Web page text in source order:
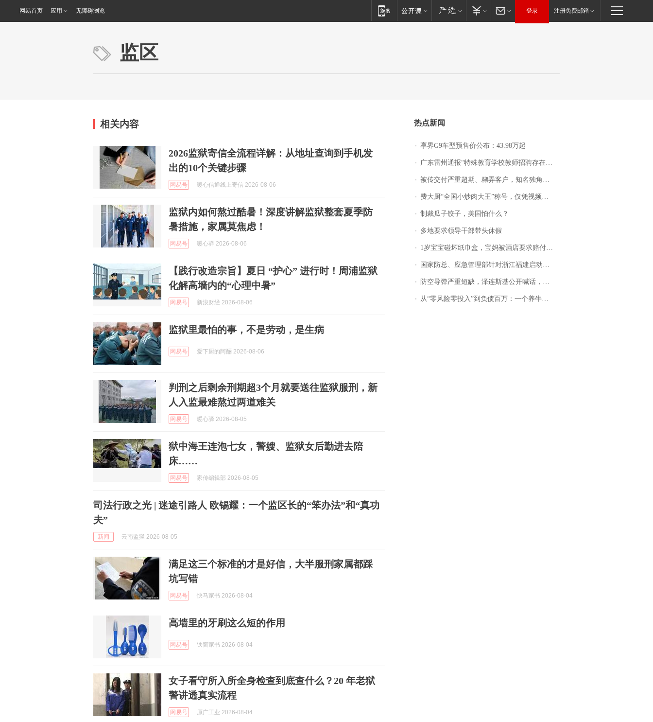
网易首页 应用 无障碍浏览 登录 注册免费邮箱
监区
相关内容
2026监狱寄信全流程详解：从地址查询到手机发
出的10个关键步骤
网易号 暖心信通线上寄信 2026-08-06
监狱内如何熬过酷暑！深度讲解监狱整套夏季防
暑措施，家属莫焦虑！
网易号 暖心驿 2026-08-06
【践行改造宗旨】夏日 “护心” 进行时！周浦监狱
化解高墙内的“心理中暑”
网易号 新浪财经 2026-08-06
监狱里最怕的事，不是劳动，是生病
网易号 爱下厨的阿酾 2026-08-06
判刑之后剩余刑期超3个月就要送往监狱服刑，新
人入监最难熬过两道难关
网易号 暖心驿 2026-08-05
狱中海王连泡七女，警嫂、监狱女后勤进去陪
床……
网易号 家传编辑部 2026-08-05
司法行政之光 | 迷途引路人 欧锡耀：一个监区长的“笨办法”和“真功
夫”
新闻 云南监狱 2026-08-05
满足这三个标准的才是好信，大半服刑家属都踩
坑写错
网易号 快马家书 2026-08-04
高墙里的牙刷这么短的作用
网易号 铁窗家书 2026-08-04
女子看守所入所全身检查到底查什么？20 年老狱
警讲透真实流程
网易号 原广工业 2026-08-04
热点新闻
享界G9车型预售价公布：43.98万起
广东雷州通报“特殊教育学校教师招聘存在违规行为”：已启动问责程序 副校长被停职
被传交付严重超期、糊弄客户，知名独角兽车企创始人回应：都没证据，将依法采取措施，“本人长期与美国交管局保持沟通，对方表示肯定”
费大厨“全国小炒肉大王”称号，仅凭视频评出？中国烹饪协会回应
制裁瓜子饺子，美国怕什么？
多地要求领导干部带头休假
1岁宝宝碰坏纸巾盒，宝妈被酒店要求赔付924元！三亚一酒店回复：骨瓷定制！网友一查价格，吵翻了
国家防总、应急管理部针对浙江福建启动防汛防台风四级应急响应
防空导弹严重短缺，泽连斯基公开喊话，乌克兰失去导弹拦截能力？
从“零风险零投入”到负债百万：一个养牛项目崩盘后，谁该为农户的贷款买单丨红星调查